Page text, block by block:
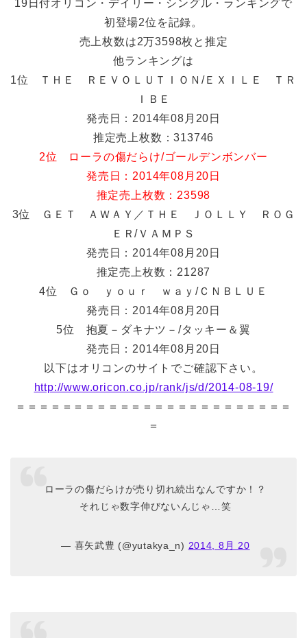
19日付オリコン・デイリー・シングル・ランキングで
初登場2位を記録。
売上枚数は2万3598枚と推定
他ランキングは
1位 ＴＨＥ ＲＥＶＯＬＵＴＩＯＮ/ＥＸＩＬＥ ＴＲ
ＩＢＥ
発売日：2014年08月20日
推定売上枚数：313746
2位 ローラの傷だらけ/ゴールデンボンバー
発売日：2014年08月20日
推定売上枚数：23598
3位 ＧＥＴ ＡＷＡＹ／ＴＨＥ ＪＯＬＬＹ ＲＯＧ
ＥＲ/ＶＡＭＰＳ
発売日：2014年08月20日
推定売上枚数：21287
4位 Ｇｏ ｙｏｕｒ ｗａｙ/ＣＮＢＬＵＥ
発売日：2014年08月20日
5位 抱夏－ダキナツ－/タッキー＆翼
発売日：2014年08月20日
以下はオリコンのサイトでご確認下さい。
http://www.oricon.co.jp/rank/js/d/2014-08-19/
＝＝＝＝＝＝＝＝＝＝＝＝＝＝＝＝＝＝＝＝＝＝＝＝
＝
ローラの傷だらけが売り切れ続出なんですか！？
それじゃ数字伸びないんじゃ…笑
— 喜矢武豊 (@yutakya_n) 2014, 8月 20